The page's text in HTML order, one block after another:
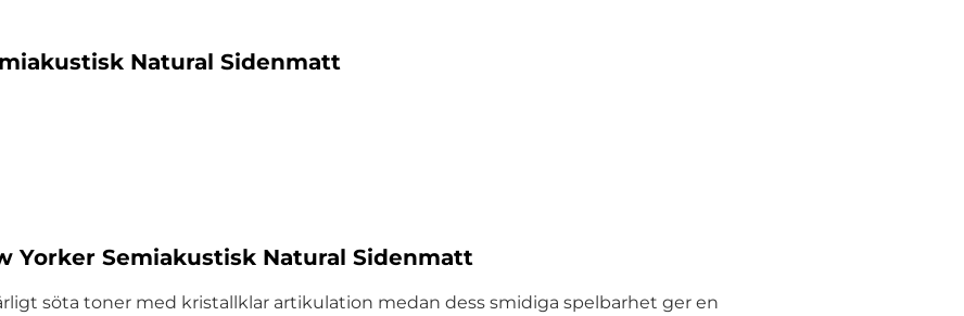
Natural Sidenmatt
Yorker Semiakustisk Natural Sidenmatt
söta toner med kristallklar artikulation medan dess smidiga spelbarhet ger en